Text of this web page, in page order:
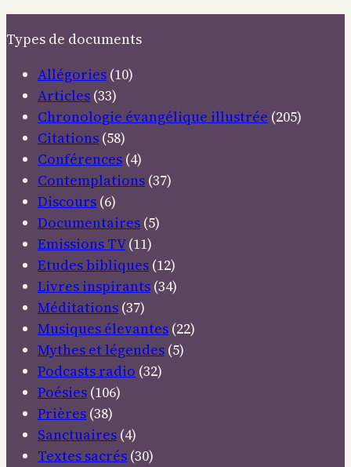
Types de documents
Allégories (10)
Articles (33)
Chronologie évangélique illustrée (205)
Citations (58)
Conférences (4)
Contemplations (37)
Discours (6)
Documentaires (5)
Emissions TV(11)
Etudes bibliques (12)
Livres inspirants (34)
Méditations (37)
Musiques élevantes (22)
Mythes et légendes (5)
Podcasts radio (32)
Poésies (106)
Prières (38)
Sanctuaires (4)
Textes sacrés (30)